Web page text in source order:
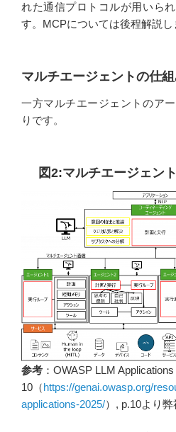
れた通信プロトコルが用いら
す。MCPについては後程解説し
マルチエージェントの仕
一方マルチエージェントのア
りです。
図2:マルチエージェン
参考 ：OWASP LLM
10（https://genai.owasp.org/
applications-2025/）, p.10より弊